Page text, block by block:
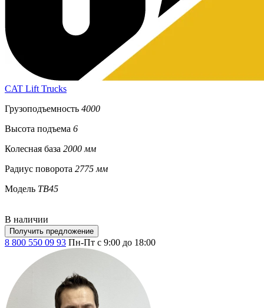
CAT Lift Trucks
Грузоподъемность 4000
Высота подъема 6
Колесная база 2000 мм
Радиус поворота 2775 мм
Модель TB45
В наличии
Получить предложение
8 800 550 09 93 Пн-Пт с 9:00 до 18:00